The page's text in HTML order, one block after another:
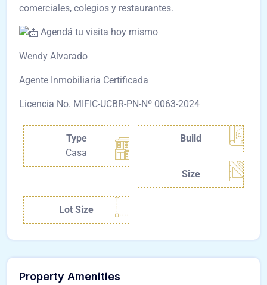
comerciales, colegios y restaurantes.
Agendá tu visita hoy mismo
Wendy Alvarado
Agente Inmobiliaria Certificada
Licencia No. MIFIC-UCBR-PN-Nº 0063-2024
Type
Casa
Build
Size
Lot Size
Property Amenities